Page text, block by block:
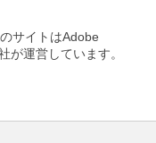
サイトはAdobe
が運営しています。